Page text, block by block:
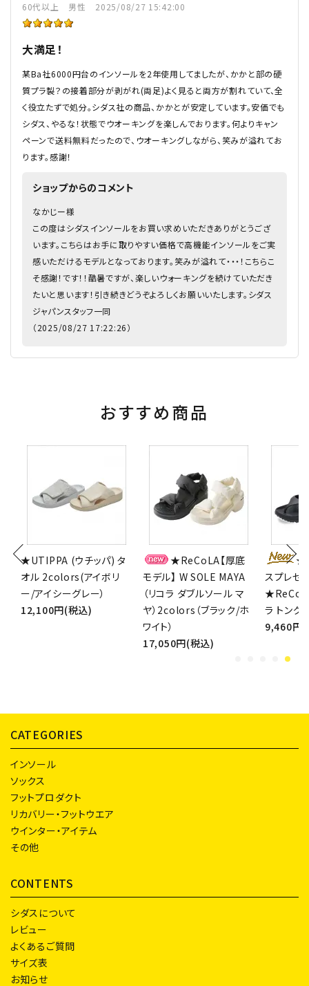
60代以上 男性 2025/08/27 15:42:00
大満足！
某Ba社6000円台のインソールを2年使用してましたが、かかと部の硬
質プラ製？の接着部分が剥がれ(両足)よく見ると両方が割れていて、全
く役立たずで処分。シダス社の商品、かかとが安定しています。安価でも
シダス、やるな！状態でウオーキングを楽しんでおります。何よりキャン
ペーンで送料無料だったので、ウオーキングしながら、笑みが溢れてお
ります。感謝！
ショップからのコメント
なかじー様
この度はシダスインソールをお買い求めいただきありがとうござ
います。こちらはお手に取りやすい価格で高機能インソールをご実
感いただけるモデルとなっております。笑みが溢れて・・・！こちらこ
そ感謝！です！！酷暑ですが、楽しいウォーキングを続けていただき
たいと思います！引き続きどうぞよろしくお願いいたします。シダス
ジャパンスタッフ一同
（2025/08/27 17:22:26）
おすすめ商品
★UTIPPA (ウチッパ) タ
オル 2colors(アイボリ
ー/アイシーグレー）
12,100円(税込)
★ReCoLA【厚底
モデル】 W SOLE MAYA
（リコラ ダブルソール マ
ヤ）2colors（ブラック/ホ
ワイト）
17,050円(税込)
★
スプレゼ
ラ トング
9,460円(
CATEGORIES
インソール
ソックス
フットプロダクト
リカバリー・フットウエア
ウインター・アイテム
その他
CONTENTS
シダスについて
レビュー
よくあるご質問
サイズ表
お知らせ